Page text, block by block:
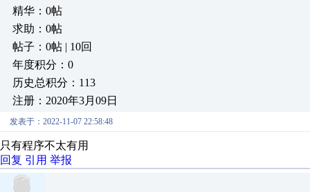
精华：0帖
求助：0帖
帖子：0帖 | 10回
年度积分：0
历史总积分：113
注册：2020年3月09日
发表于：2022-11-07 22:58:48
只有程序不太有用
回复 引用 举报